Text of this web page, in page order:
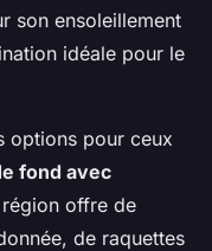
son ensoleillement
idéale pour le
options pour ceux
fond avec
offre de
de raquettes